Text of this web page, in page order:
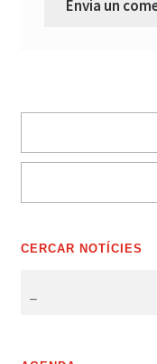
CERCAR NOTÍCIES